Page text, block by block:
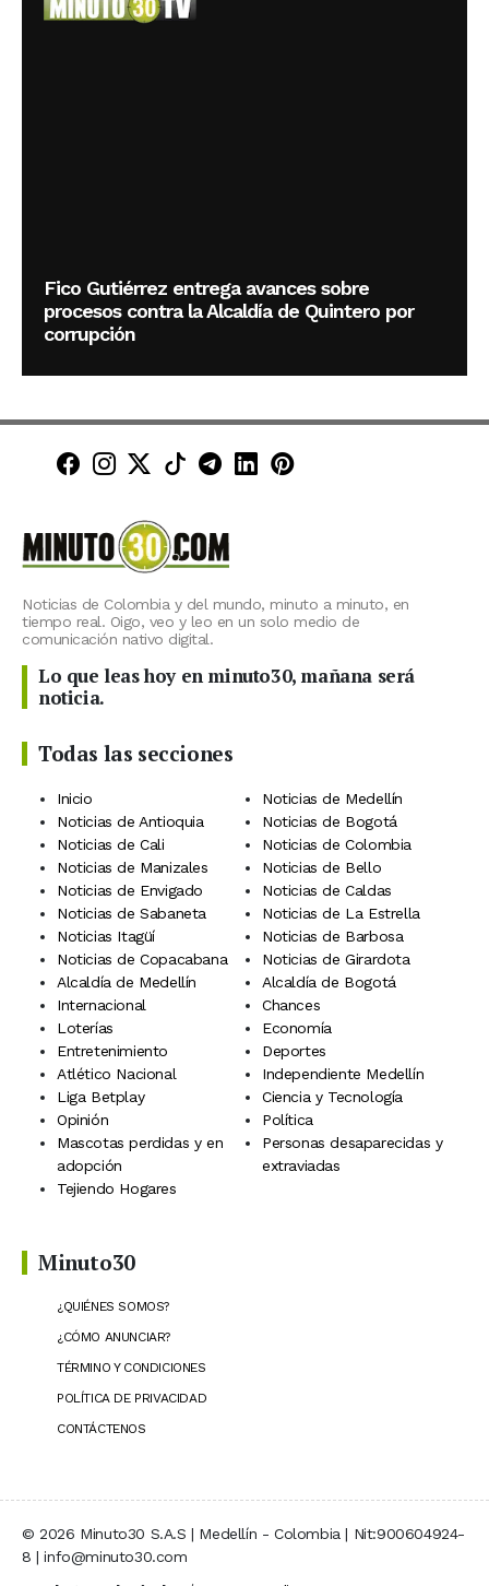
Fico Gutiérrez entrega avances sobre
procesos contra la Alcaldía de Quintero por
corrupción
Minuto30 en Facebook
Minuto30 en Instagram
Minuto30 en X (Twitter)
Minuto30 en TikTok
Canal de Minuto30 en
Minuto30 en LinkedIn
Minuto30 en
Noticias de Colombia y del mundo, minuto a minuto, en
tiempo real. Oigo, veo y leo en un solo medio de
comunicación nativo digital.
Lo que leas hoy en minuto30, mañana será
noticia.
Todas las secciones
Inicio
Noticias de Medellín
Noticias de Antioquia
Noticias de Bogotá
Noticias de Cali
Noticias de Colombia
Noticias de Manizales
Noticias de Bello
Noticias de Envigado
Noticias de Caldas
Noticias de Sabaneta
Noticias de La Estrella
Noticias Itagüí
Noticias de Barbosa
Noticias de Copacabana
Noticias de Girardota
Alcaldía de Medellín
Alcaldía de Bogotá
Internacional
Chances
Loterías
Economía
Entretenimiento
Deportes
Atlético Nacional
Independiente Medellín
Liga Betplay
Ciencia y Tecnología
Opinión
Política
Mascotas perdidas y en
adopción
Personas desaparecidas y
extraviadas
Tejiendo Hogares
Minuto30
¿QUIÉNES SOMOS?
¿CÓMO ANUNCIAR?
TÉRMINO Y CONDICIONES
POLÍTICA DE PRIVACIDAD
CONTÁCTENOS
© 2026 Minuto30 S.A.S | Medellín - Colombia | Nit:900604924-
8 | info@minuto30.com